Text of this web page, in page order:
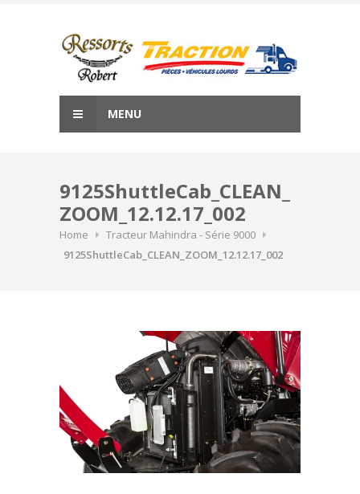
MENU
9125ShuttleCab_CLEAN_
ZOOM_12.12.17_002
Home
Tracteur Mahindra - Série 9000
9125ShuttleCab_CLEAN_ZOOM_12.12.17_002